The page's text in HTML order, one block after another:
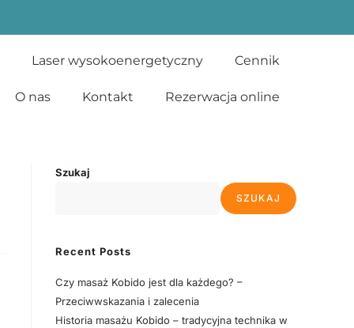
Laser wysokoenergetyczny Cennik
O nas Kontakt Rezerwacja online
Szukaj
SZUKAJ
Recent Posts
Czy masaż Kobido jest dla każdego? –
Przeciwwskazania i zalecenia
Historia masażu Kobido – tradycyjna technika w